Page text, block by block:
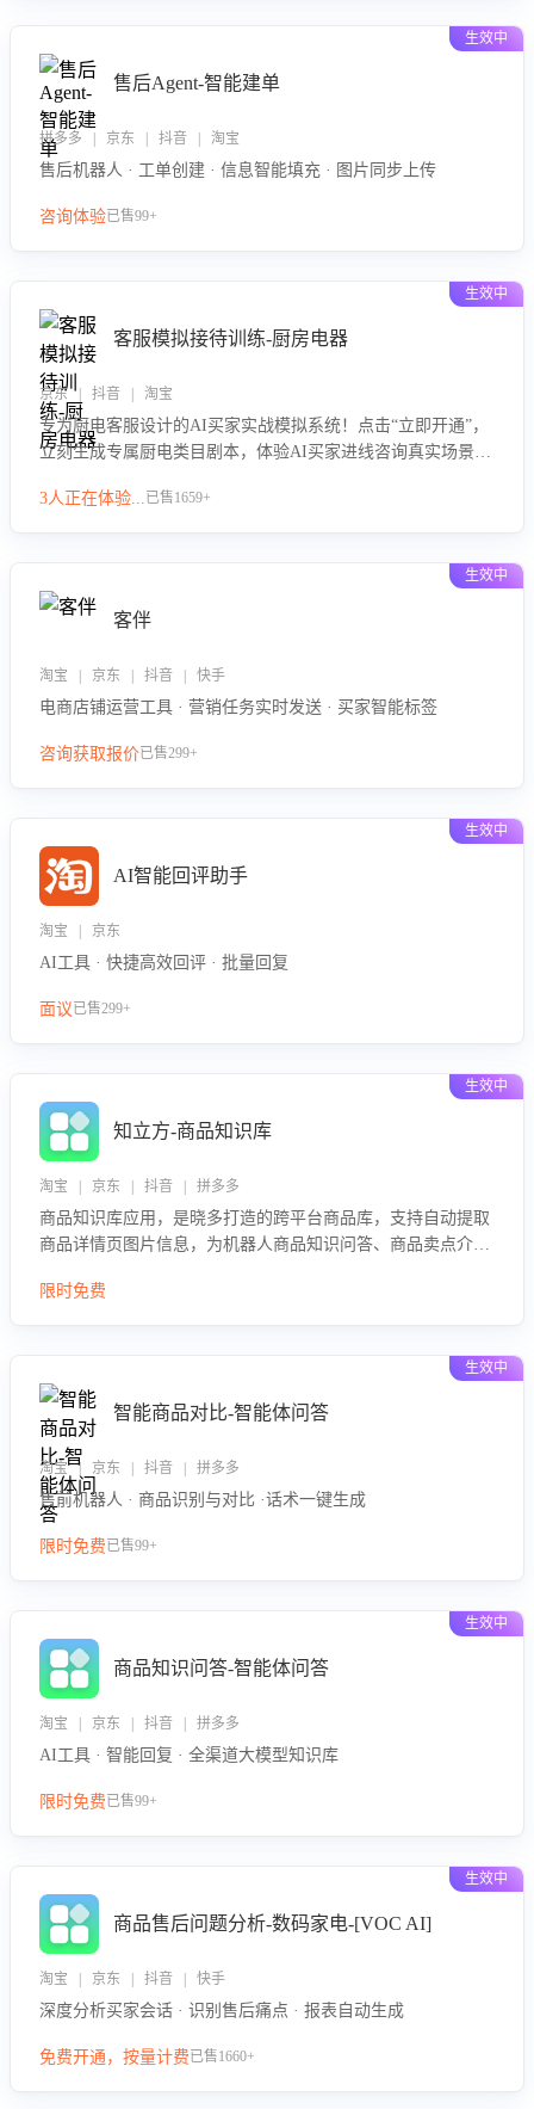
生效中
售后Agent-智能建单
拼多多 | 京东 | 抖音 | 淘宝
售后机器人 · 工单创建 · 信息智能填充 · 图片同步上传
咨询体验已售99+
生效中
客服模拟接待训练-厨房电器
京东 | 抖音 | 淘宝
专为厨电客服设计的AI买家实战模拟系统！点击“立即开通”，
立刻生成专属厨电类目剧本，体验AI买家进线咨询真实场景训
技巧！
3人正在体验...已售1659+
生效中
客伴
淘宝 | 京东 | 抖音 | 快手
电商店铺运营工具 · 营销任务实时发送 · 买家智能标签
咨询获取报价已售299+
生效中
AI智能回评助手
淘宝 | 京东
AI工具 · 快捷高效回评 · 批量回复
面议已售299+
生效中
知立方-商品知识库
淘宝 | 京东 | 抖音 | 拼多多
商品知识库应用，是晓多打造的跨平台商品库，支持自动提取
商品详情页图片信息，为机器人商品知识问答、商品卖点介绍
限时免费
生效中
智能商品对比-智能体问答
淘宝 | 京东 | 抖音 | 拼多多
售前机器人 · 商品识别与对比 ·话术一键生成
限时免费已售99+
生效中
商品知识问答-智能体问答
淘宝 | 京东 | 抖音 | 拼多多
AI工具 · 智能回复 · 全渠道大模型知识库
限时免费已售99+
生效中
商品售后问题分析-数码家电-[VOC AI]
淘宝 | 京东 | 抖音 | 快手
深度分析买家会话 · 识别售后痛点 · 报表自动生成
免费开通，按量计费已售1660+